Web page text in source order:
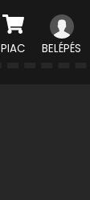
PIAC BELÉPÉS